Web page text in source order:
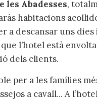
les Abadesses,
habitacions
a descansar uns
l’hotel està
dels clients.
per a les famílies
a cavall... A